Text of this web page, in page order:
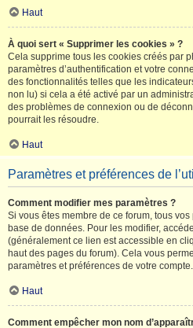
Haut
À quoi sert « Supprimer les cookies » ?
Cela supprime tous les cookies créés par
paramètres d’authentification et votre
des fonctionnalités telles que les
non lu) si cela a été activé par un
des problèmes de connexion ou de
pourrait les résoudre.
Haut
Paramètres et préférences de
Comment modifier mes paramètres ?
Si vous êtes membre de ce forum, tous
base de données. Pour les modifier,
(généralement ce lien est accessible en
haut des pages du forum). Cela vous
paramètres et préférences de votre compte.
Haut
Comment empêcher mon nom